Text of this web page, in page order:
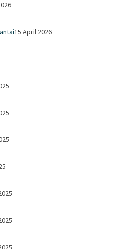
15 April 2026